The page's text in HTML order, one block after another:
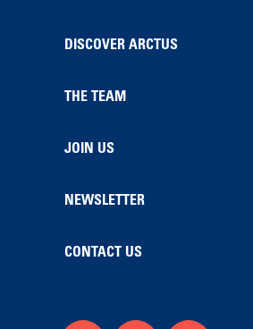
DISCOVER ARCTUS
THE TEAM
JOIN US
NEWSLETTER
CONTACT US